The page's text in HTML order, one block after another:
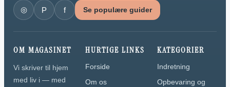
◎
P f Se populære guider
OM MAGASINET
Vi skriver til hjem
med liv i — med
HURTIGE LINKS
Forside
Om os
KATEGORIER
Indretning
Opbevaring og